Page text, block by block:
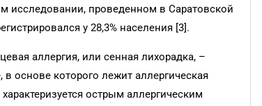
исследовании, проведенном в Саратовской
у 28,3% населения [3].
аллергия, или сенная лихорадка, –
основе которого лежит аллергическая
острым аллергическим